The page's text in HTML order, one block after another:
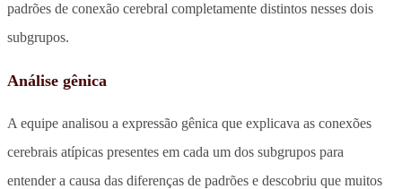
padrões de conexão cerebral completamente distintos nesses dois
subgrupos.
Análise gênica
A equipe analisou a expressão gênica que explicava as conexões
cerebrais atípicas presentes em cada um dos subgrupos para
entender a causa das diferenças de padrões e descobriu que muitos